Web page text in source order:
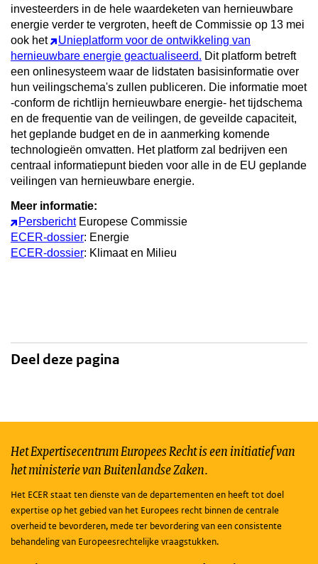
investeerders in de hele waardeketen van hernieuwbare
energie verder te vergroten, heeft de Commissie op 13 mei
ook het
Unieplatform voor de ontwikkeling van
hernieuwbare energie geactualiseerd. Dit platform betreft
een onlinesysteem waar de lidstaten basisinformatie over
hun veilingschema's zullen publiceren. Die informatie moet
-conform de richtlijn hernieuwbare energie- het tijdschema
en de frequentie van de veilingen, de geveilde capaciteit,
het geplande budget en de in aanmerking komende
technologieën omvatten. Het platform zal bedrijven een
centraal informatiepunt bieden voor alle in de EU geplande
veilingen van hernieuwbare energie.
Meer informatie:
PersberichtEuropese Commissie
ECER-dossier: Energie
ECER-dossier: Klimaat en Milieu
Deel deze pagina
Het Expertisecentrum Europees Recht is een initiatief van
het ministerie van Buitenlandse Zaken.
Het ECER staat ten dienste van de departementen en heeft tot doel
expertise op het gebied van het Europees recht binnen de centrale
overheid te bevorderen, mede ter bevordering van een consistente
behandeling van Europeesrechtelijke vraagstukken.